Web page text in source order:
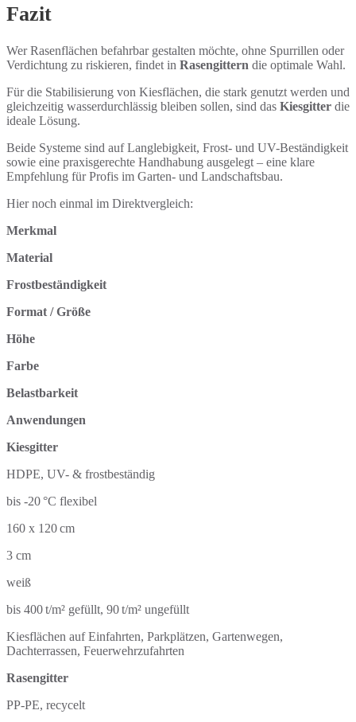
Fazit
Wer Rasenflächen befahrbar gestalten möchte, ohne Spurrillen oder
Verdichtung zu riskieren, findet in Rasengittern die optimale Wahl.
Für die Stabilisierung von Kiesflächen, die stark genutzt werden und
gleichzeitig wasserdurchlässig bleiben sollen, sind das Kiesgitter die
ideale Lösung.
Beide Systeme sind auf Langlebigkeit, Frost- und UV-Beständigkeit
sowie eine praxisgerechte Handhabung ausgelegt – eine klare
Empfehlung für Profis im Garten- und Landschaftsbau.
Hier noch einmal im Direktvergleich:
Merkmal
Material
Frostbeständigkeit
Format / Größe
Höhe
Farbe
Belastbarkeit
Anwendungen
Kiesgitter
HDPE, UV- & frostbeständig
bis -20 °C flexibel
160 x 120 cm
3 cm
weiß
bis 400 t/m² gefüllt, 90 t/m² ungefüllt
Kiesflächen auf Einfahrten, Parkplätzen, Gartenwegen,
Dachterrassen, Feuerwehrzufahrten
Rasengitter
PP-PE, recycelt